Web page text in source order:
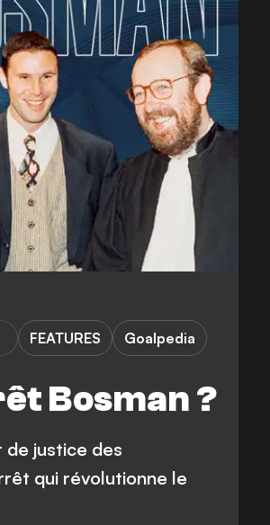
Bosman ?
FEATURES Goalpedia
de justice des
qui révolutionne le